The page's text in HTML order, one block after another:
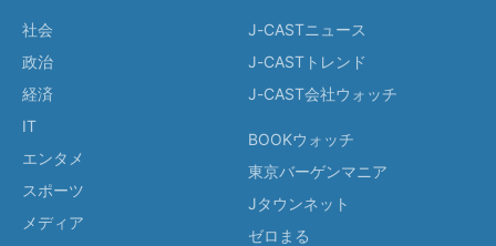
社会
政治
経済
IT
エンタメ
スポーツ
メディア
J-CASTニュース
J-CASTトレンド
J-CAST会社ウォッチ
BOOKウォッチ
東京バーゲンマニア
Jタウンネット
ゼロまる